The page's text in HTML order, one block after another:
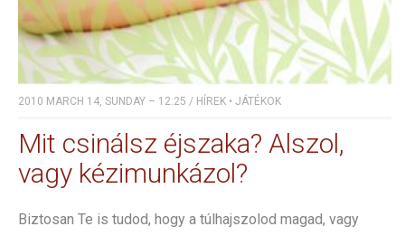
2010 MARCH 14, SUNDAY – 12:25 / HÍREK • JÁTÉKOK
Mit csinálsz éjszaka? Alszol,
vagy kézimunkázol?
Biztosan Te is tudod, hogy a túlhajszolod magad, vagy